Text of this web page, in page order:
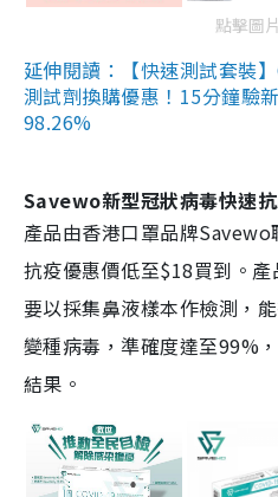
點擊圖
延伸閱讀：【快速測試套裝
測試劑換購優惠！15分鐘驗
98.26%
Savewo新型冠狀病毒快速
產品由香港口罩品牌Savewo
抗疫優惠價低至$18買到。
要以採集鼻液樣本作檢測，
變種病毒，準確度達至99%
結果。